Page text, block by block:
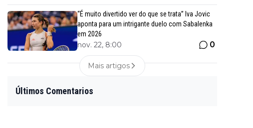
“É muito divertido ver do que se trata” Iva Jovic
aponta para um intrigante duelo com Sabalenka
em 2026
nov. 22, 8:00 0
Mais artigos
Últimos Comentarios